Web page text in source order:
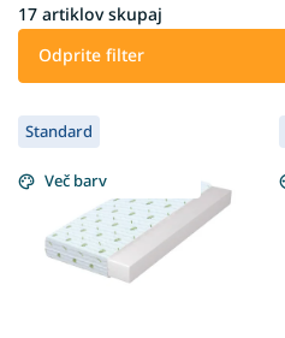
š
j
e
i
17 artiklov skupaj
Odprite filter
L
i
s
t
Standard
Več barv